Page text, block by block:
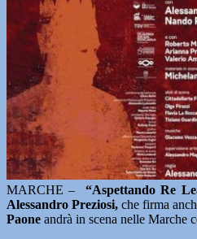
MARCHE–“Aspettando Re
Alessandro Preziosi, che firma
Paone andrà in scena nelle Marche